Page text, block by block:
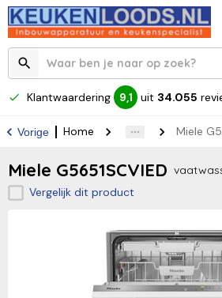
Klantwaardering 9,1 uit 34.055
Vorige Home Miele
Miele G5651SCVIED
Vergelijk dit product